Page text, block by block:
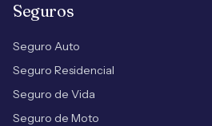
Seguros
Seguro Auto
Seguro Residencial
Seguro de Vida
Seguro de Moto